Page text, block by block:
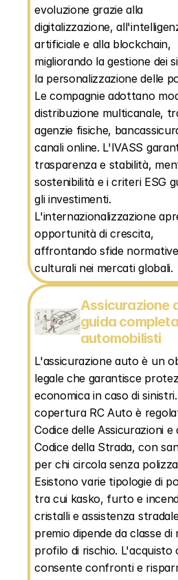
evoluzione grazie alla
digitalizzazione,
artificiale e alla blockchain,
migliorando la gestione dei
la personalizzazione delle
Le compagnie adottano
distribuzione multicanale,
agenzie fisiche,
canali online. L'IVASS
trasparenza e stabilità,
sostenibilità e i criteri ESG
gli investimenti.
L'internazionalizzazione
opportunità di crescita,
affrontando sfide
culturali nei mercati globali.
Assicurazione
guida
automobilisti
L'assicurazione auto è un
legale che garantisce
economica in caso di
copertura RC Auto è
Codice delle Assicurazioni e
Codice della Strada, con
per chi circola senza
Esistono varie tipologie di
tra cui kasko, furto e
cristalli e assistenza
premio dipende da classe di
profilo di rischio. L'acquisto
consente confronti e